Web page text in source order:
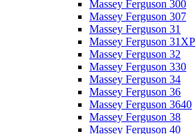
Massey Ferguson 300
Massey Ferguson 307
Massey Ferguson 31
Massey Ferguson 31XP
Massey Ferguson 32
Massey Ferguson 330
Massey Ferguson 34
Massey Ferguson 36
Massey Ferguson 3640
Massey Ferguson 38
Massey Ferguson 40